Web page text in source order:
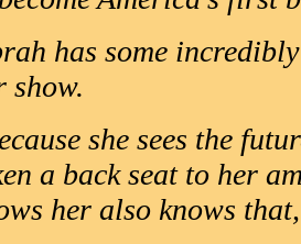
has some
show.
she sees the
a back seat to her
her also knows